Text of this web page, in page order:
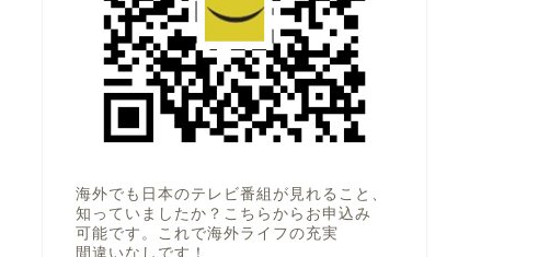
海外でも日本のテレビ番組が見れること、
知っていましたか？こちらからお申込み
可能です。これで海外ライフの充実
間違いなしです！